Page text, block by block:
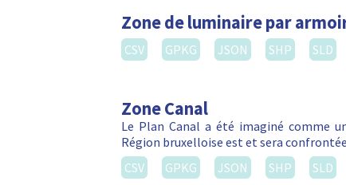
Zone de luminaire par
CSV GPKG JSON SHP SLD
Zone Canal
Le Plan Canal a été imaginé comme
Région bruxelloise est et sera
CSV
GPKG JSON SHP SLD